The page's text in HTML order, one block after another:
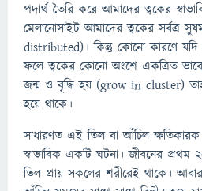
পদার্থ তৈরি করে আমাদের ত্বকের
মেলানোসাইট আমাদের ত্বকের সর্বত্র
distributed)। কিন্তু কোনো কারণে যদি
ফলে ত্বকের কোনো অংশে একত্রিত
জন্ম ও বৃদ্ধি হয় (grow in cluster)
হয়ে থাকে।
সাধারণত এই তিল বা আঁচিল
স্বাভাবিক একটি ঘটনা। জীবনের প্রথম
তিল প্রায় সকলের শরীরেই থাকে।